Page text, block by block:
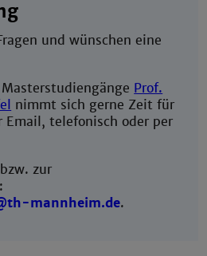
und wünschen eine
Prof.
nimmt sich gerne Zeit für
Email, telefonisch oder per
zur
mannheim.de.